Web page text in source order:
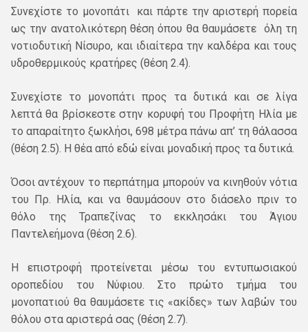
Συνεχίστε το μονοπάτι και πάρτε την αριστερή πορεία
ως την ανατολικότερη θέση όπου θα θαυμάσετε όλη τη
νοτιοδυτική Νίσυρο, και ιδιαίτερα την καλδέρα και τους
υδροθερμικούς κρατήρες (θέση 2.4).
Συνεχίστε το μονοπάτι προς τα δυτικά και σε λίγα
λεπτά θα βρίσκεστε στην κορυφή του Προφήτη Ηλία με
το απαραίτητο ξωκλήσι, 698 μέτρα πάνω απ’ τη θάλασσα
(θέση 2.5). Η θέα από εδώ είναι μοναδική προς τα δυτικά.
Όσοι αντέχουν το περπάτημα μπορούν να κινηθούν νότια
του Πρ. Ηλία, και να θαυμάσουν στο διάσελο πριν το
θόλο της Τραπεζίνας το εκκλησάκι του Άγιου
Παντελεήμονα (θέση 2.6).
Η επιστροφή προτείνεται μέσω του εντυπωσιακού
οροπεδίου του Νύφιου. Στο πρώτο τμήμα του
μονοπατιού θα θαυμάσετε τις «ακίδες» των λαβών του
θόλου στα αριστερά σας (θέση 2.7).